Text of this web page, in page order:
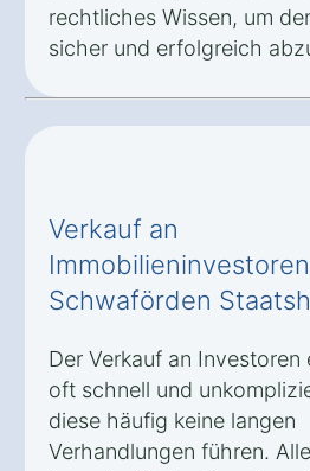
rechtliches Wissen, um
sicher und erfolgreich
Verkauf an
Schwaförden
Der Verkauf an
oft schnell und
diese häufig keine langen
Verhandlungen führen.